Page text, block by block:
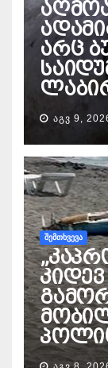
არც
ᲐᲒᲕ 9,
ᲨᲔᲛᲗᲮᲕᲔᲕᲐ